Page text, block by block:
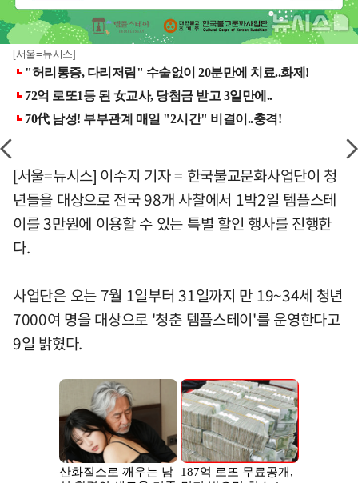
[서울=뉴시스]
[서울=뉴시스] 이수지 기자 = 한국불교문화사업단이 청
년들을 대상으로 전국 98개 사찰에서 1박2일 템플스테
이를 3만원에 이용할 수 있는 특별 할인 행사를 진행한
다.
사업단은 오는 7월 1일부터 31일까지 만 19~34세 청년
7000여 명을 대상으로 '청춘 템플스테이'를 운영한다고
9일 밝혔다.